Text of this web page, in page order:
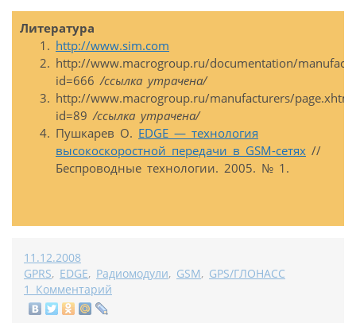
Литература
http://www.sim.com
http://www.macrogroup.ru/documentation/
id=666/ссылка утрачена/
http://www.macrogroup.ru/manufacturers/
id=89/ссылка утрачена/
Пушкарев О. EDGE — технология
высокоскоростной передачи в GSM-сетях //
Беспроводные технологии. 2005. № 1.
11.12.2008
GPRS, EDGE, Радиомодули, GSM, GPS/ГЛОНАСС
1 Комментарий